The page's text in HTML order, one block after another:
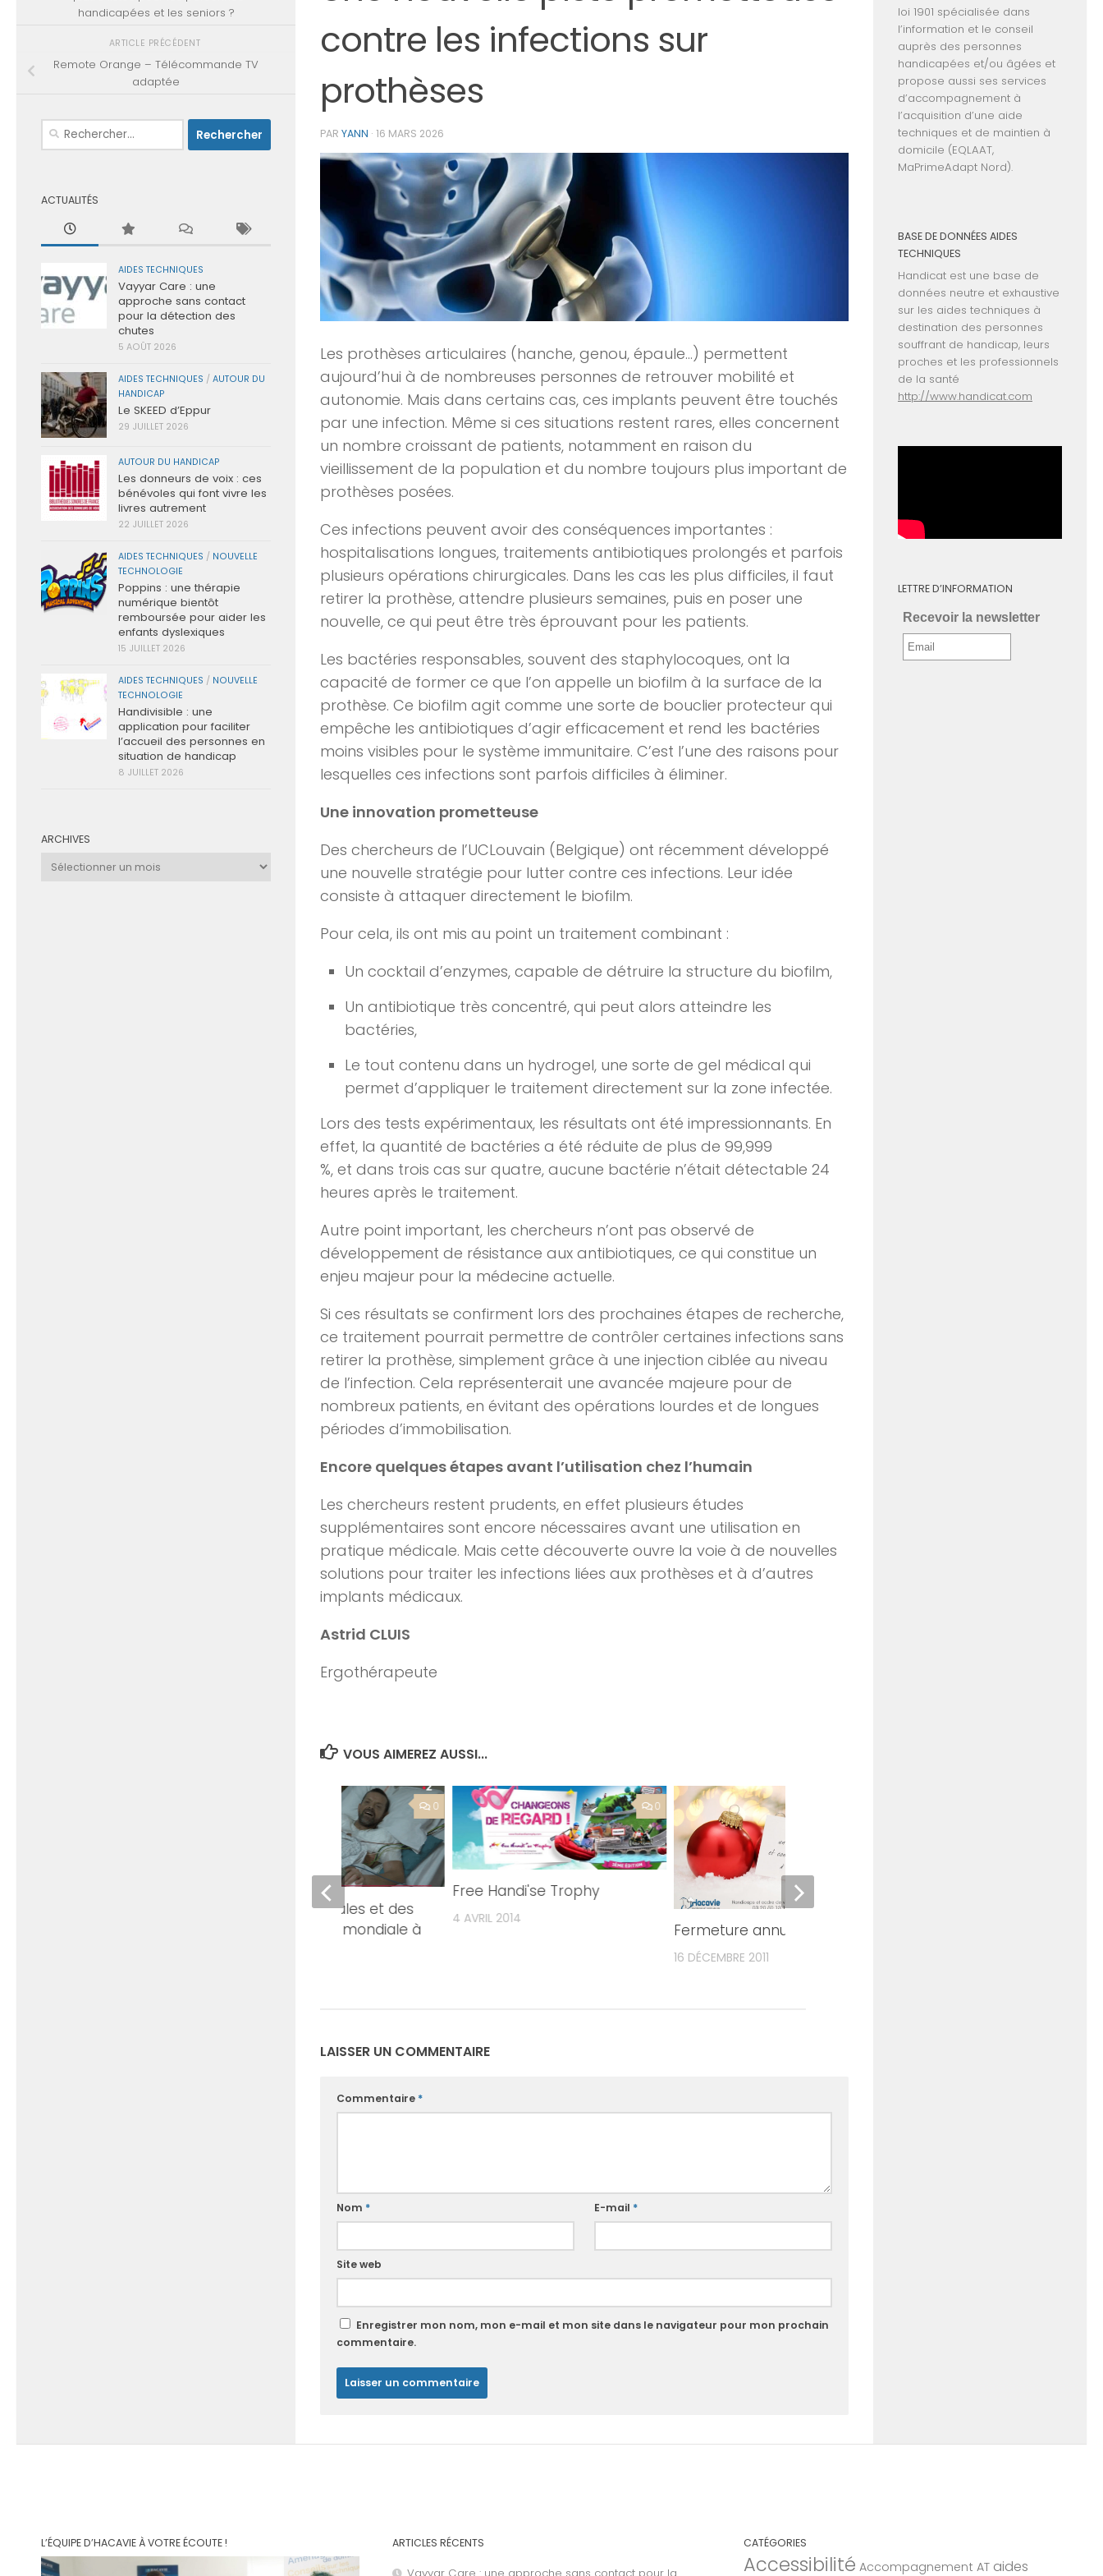
contre les infections sur
prothèses
PAR YANN · 16 MARS 2026
Les prothèses articulaires (hanche, genou, épaule…) permettent
aujourd’hui à de nombreuses personnes de retrouver mobilité et
autonomie. Mais dans certains cas, ces implants peuvent être touchés
par une infection. Même si ces situations restent rares, elles concernent
un nombre croissant de patients, notamment en raison du
vieillissement de la population et du nombre toujours plus important de
prothèses posées.
Ces infections peuvent avoir des conséquences importantes :
hospitalisations longues, traitements antibiotiques prolongés et parfois
plusieurs opérations chirurgicales. Dans les cas les plus difficiles, il faut
retirer la prothèse, attendre plusieurs semaines, puis en poser une
nouvelle, ce qui peut être très éprouvant pour les patients.
Les bactéries responsables, souvent des staphylocoques, ont la
capacité de former ce que l’on appelle un biofilm à la surface de la
prothèse. Ce biofilm agit comme une sorte de bouclier protecteur qui
empêche les antibiotiques d’agir efficacement et rend les bactéries
moins visibles pour le système immunitaire. C’est l’une des raisons pour
lesquelles ces infections sont parfois difficiles à éliminer.
Une innovation prometteuse
Des chercheurs de l’UCLouvain (Belgique) ont récemment développé
une nouvelle stratégie pour lutter contre ces infections. Leur idée
consiste à attaquer directement le biofilm.
Pour cela, ils ont mis au point un traitement combinant :
Un cocktail d’enzymes, capable de détruire la structure du biofilm,
Un antibiotique très concentré, qui peut alors atteindre les
bactéries,
Le tout contenu dans un hydrogel, une sorte de gel médical qui
permet d’appliquer le traitement directement sur la zone infectée.
Lors des tests expérimentaux, les résultats ont été impressionnants. En
effet, la quantité de bactéries a été réduite de plus de 99,999
%, et dans trois cas sur quatre, aucune bactérie n’était détectable 24
heures après le traitement.
Autre point important, les chercheurs n’ont pas observé de
développement de résistance aux antibiotiques, ce qui constitue un
enjeu majeur pour la médecine actuelle.
Si ces résultats se confirment lors des prochaines étapes de recherche,
ce traitement pourrait permettre de contrôler certaines infections sans
retirer la prothèse, simplement grâce à une injection ciblée au niveau
de l’infection. Cela représenterait une avancée majeure pour de
nombreux patients, en évitant des opérations lourdes et de longues
périodes d’immobilisation.
Encore quelques étapes avant l’utilisation chez l’humain
Les chercheurs restent prudents, en effet plusieurs études
supplémentaires sont encore nécessaires avant une utilisation en
pratique médicale. Mais cette découverte ouvre la voie à de nouvelles
solutions pour traiter les infections liées aux prothèses et à d’autres
implants médicaux.
Astrid CLUIS
Ergothérapeute
VOUS AIMEREZ AUSSI...
0
Free Handi'se Trophy
4 AVRIL 2014
Fermeture annuelle
16 DÉCEMBRE 2011
0
Greffe des épaules et des
bras : première mondiale à
LAISSER UN COMMENTAIRE
Commentaire *
Nom * E-mail *
Site web
Enregistrer mon nom, mon e-mail et mon site dans le navigateur pour mon prochain
commentaire.
handicapées et les seniors ?
ARTICLE PRÉCÉDENT
Remote Orange – Télécommande TV
adaptée
Rechercher :
ACTUALITÉS
AIDES TECHNIQUES
Vayyar Care : une
approche sans contact
pour la détection des
chutes
5 AOÛT 2026
AIDES TECHNIQUES / AUTOUR DU
HANDICAP
Le SKEED d’Eppur
29 JUILLET 2026
AUTOUR DU HANDICAP
Les donneurs de voix : ces
bénévoles qui font vivre les
livres autrement
22 JUILLET 2026
AIDES TECHNIQUES / NOUVELLE
TECHNOLOGIE
Poppins : une thérapie
numérique bientôt
remboursée pour aider les
enfants dyslexiques
15 JUILLET 2026
AIDES TECHNIQUES / NOUVELLE
TECHNOLOGIE
Handivisible : une
application pour faciliter
l’accueil des personnes en
situation de handicap
8 JUILLET 2026
ARCHIVES
Archives
loi 1901 spécialisée dans
l’information et le conseil
auprès des personnes
handicapées et/ou âgées et
propose aussi ses services
d’accompagnement à
l’acquisition d’une aide
techniques et de maintien à
domicile (EQLAAT,
MaPrimeAdapt Nord).
BASE DE DONNÉES AIDES
TECHNIQUES
Handicat est une base de
données neutre et exhaustive
sur les aides techniques à
destination des personnes
souffrant de handicap, leurs
proches et les professionnels
de la santé
http://www.handicat.com
LETTRE D’INFORMATION
Recevoir la newsletter
L’ÉQUIPE D’HACAVIE À VOTRE ÉCOUTE ! ARTICLES RÉCENTS
Vayyar Care : une approche sans contact pour la
CATÉGORIES
Accessibilité Accompagnement AT aides